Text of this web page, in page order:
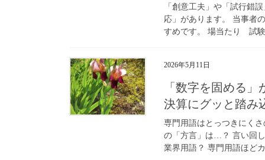
「創意工夫」や「試行錯
応」があります。 当事者
すめです。 場当たり 試
2026年5月11日
「数字を固める」
決算にグッと踏み
専門用語はとっつきにく
の「方言」は…？ 言い回
業界用語？ 専門用語ほど